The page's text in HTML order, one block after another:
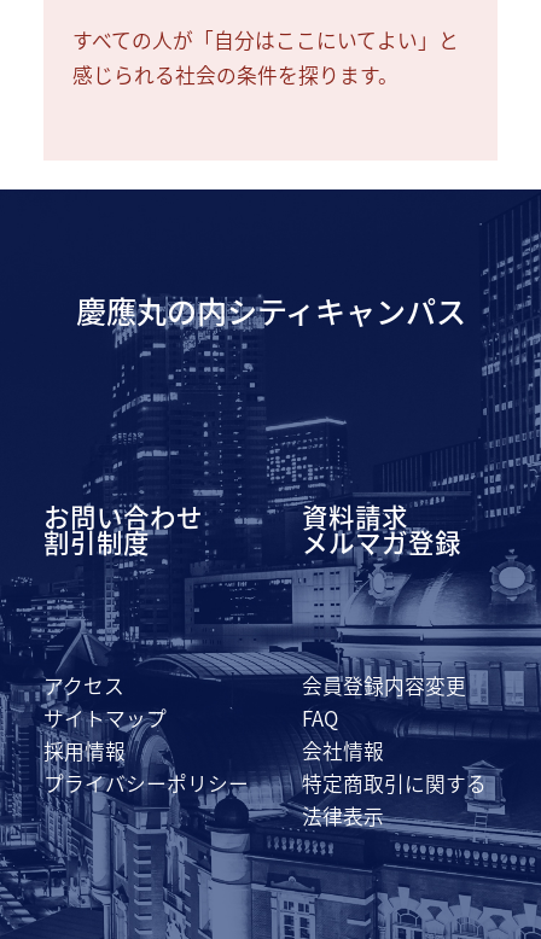
すべての人が「自分はここにいてよい」と
感じられる社会の条件を探ります。
慶應丸の内シティキャンパス
お問い合わせ 資料請求
割引制度 メルマガ登録
アクセス
会員登録内容変更
サイトマップ
FAQ
採用情報
会社情報
プライバシーポリシー
特定商取引に関する
法律表示